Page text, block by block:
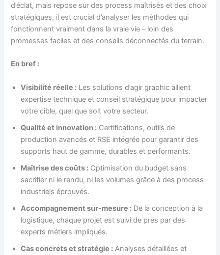
d’éclat, mais repose sur des process maîtrisés et des choix
stratégiques, il est crucial d’analyser les méthodes qui
fonctionnent vraiment dans la vraie vie – loin des
promesses faciles et des conseils déconnectés du terrain.
En bref :
Visibilité réelle : Les solutions d’agir graphic allient
expertise technique et conseil stratégique pour impacter
votre cible, quel que soit votre secteur.
Qualité et innovation : Certifications, outils de
production avancés et RSE intégrée pour garantir des
supports haut de gamme, durables et performants.
Maîtrise des coûts : Optimisation du budget sans
sacrifier ni le rendu, ni les volumes grâce à des process
industriels éprouvés.
Accompagnement sur-mesure : De la conception à la
logistique, chaque projet est suivi de près par des
experts métiers impliqués.
Cas concrets et stratégie : Analyses détaillées et